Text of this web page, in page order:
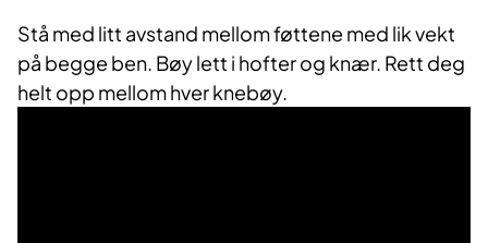
Stå med litt avstand mellom føttene med lik vekt
på begge ben. Bøy lett i hofter og knær. Rett deg
helt opp mellom hver knebøy.